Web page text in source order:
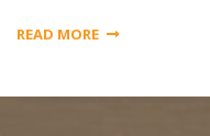
READ MORE